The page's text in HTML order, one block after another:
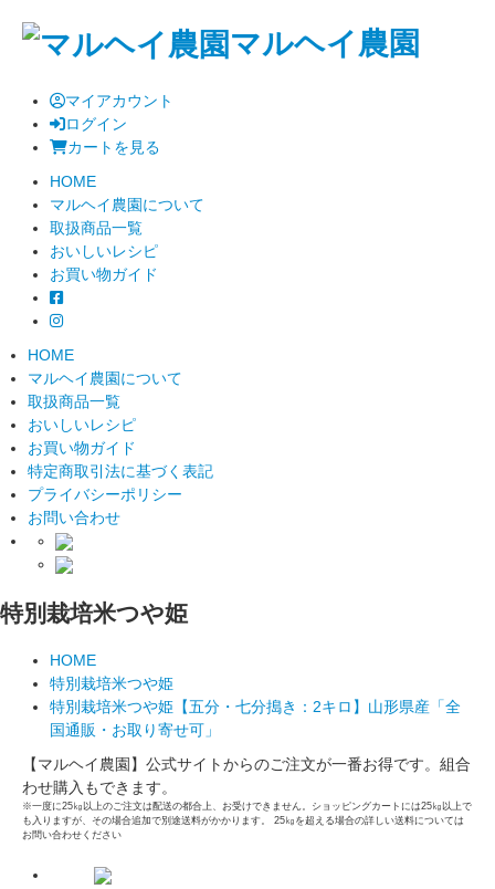
マルヘイ農園
マイアカウント
ログイン
カートを見る
HOME
マルヘイ農園について
取扱商品一覧
おいしいレシピ
お買い物ガイド
HOME
マルヘイ農園について
取扱商品一覧
おいしいレシピ
お買い物ガイド
特定商取引法に基づく表記
プライバシーポリシー
お問い合わせ
特別栽培米つや姫
HOME
特別栽培米つや姫
特別栽培米つや姫【五分・七分搗き：2キロ】山形県産「全
国通販・お取り寄せ可」
【マルヘイ農園】公式サイトからのご注文が一番お得です。組合
わせ購入もできます。
※一度に25㎏以上のご注文は配送の都合上、お受けできません。ショッピングカートには25㎏以上で
も入りますが、その場合追加で別途送料がかかります。 25㎏を超える場合の詳しい送料については
お問い合わせください